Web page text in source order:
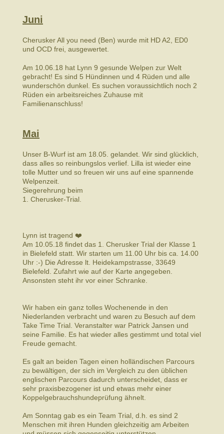
Juni
Cherusker All you need (Ben) wurde mit HD A2, ED0
und OCD frei, ausgewertet.
Am 10.06.18 hat Lynn 9 gesunde Welpen zur Welt
gebracht! Es sind 5 Hündinnen und 4 Rüden und alle
wunderschön dunkel. Es suchen voraussichtlich noch 2
Rüden ein arbeitsreiches Zuhause mit
Familienanschluss!
Mai
Unser B-Wurf ist am 18.05. gelandet. Wir sind glücklich,
dass alles so reinbungslos verlief. Lilla ist wieder eine
tolle Mutter und so freuen wir uns auf eine spannende
Welpenzeit.
Siegerehrung beim
1. Cherusker-Trial.
Lynn ist tragend ❤️
Am 10.05.18 findet das 1. Cherusker Trial der Klasse 1
in Bielefeld statt. Wir starten um 11.00 Uhr bis ca. 14.00
Uhr :-) Die Adresse lt. Heidekampstrasse, 33649
Bielefeld. Zufahrt wie auf der Karte angegeben.
Ansonsten steht ihr vor einer Schranke.
Wir haben ein ganz tolles Wochenende in den
Niederlanden verbracht und waren zu Besuch auf dem
Take Time Trial. Veranstalter war Patrick Jansen und
seine Familie. Es hat wieder alles gestimmt und total viel
Freude gemacht.
Es galt an beiden Tagen einen holländischen Parcours
zu bewältigen, der sich im Vergleich zu den üblichen
englischen Parcours dadurch unterscheidet, dass er
sehr praxisbezogener ist und etwas mehr einer
Koppelgebrauchshundeprüfung ähnelt.
Am Sonntag gab es ein Team Trial, d.h. es sind 2
Menschen mit ihren Hunden gleichzeitig am Arbeiten